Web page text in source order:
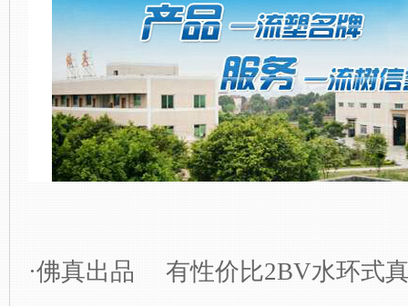
·佛真出品 有性价比2BV水环式